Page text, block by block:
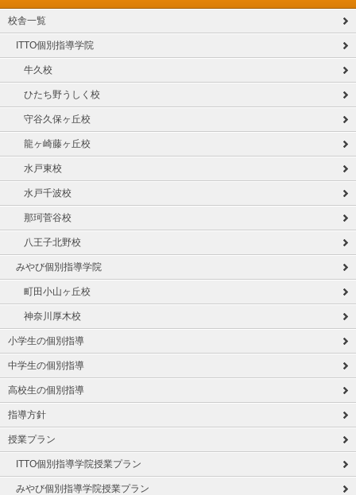
校舎一覧
ITTO個別指導学院
牛久校
ひたち野うしく校
守谷久保ヶ丘校
龍ヶ崎藤ヶ丘校
水戸東校
水戸千波校
那珂菅谷校
八王子北野校
みやび個別指導学院
町田小山ヶ丘校
神奈川厚木校
小学生の個別指導
中学生の個別指導
高校生の個別指導
指導方針
授業プラン
ITTO個別指導学院授業プラン
みやび個別指導学院授業プラン